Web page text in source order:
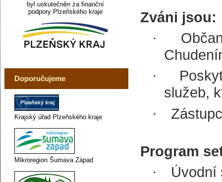
byl uskutečněn za finanční
podpory Plzeňského kraje
Doporučujeme
Krajský úřad Plzeňského kraje
Mikroregion Šumava Západ
Zváni jsou:
·
·
služeb,
·
Program
· Úvodní